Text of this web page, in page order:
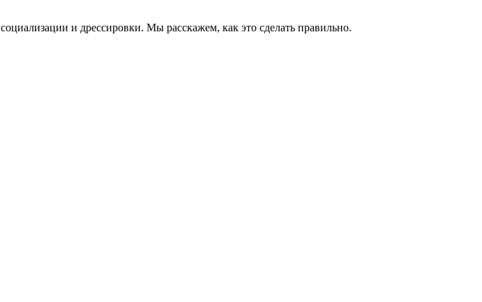
и дрессировки. Мы расскажем, как это сделать правильно.